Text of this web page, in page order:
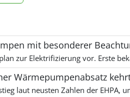
mit besonderer
zur Elektrifizierung vor. Erste
Wärmepumpenabsatz
laut neusten Zahlen der